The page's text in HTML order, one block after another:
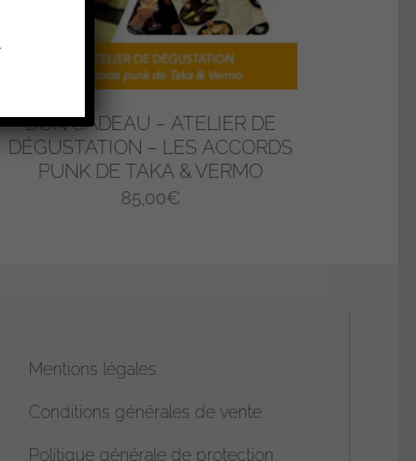
BON CADEAU – ATELIER DE
DÉGUSTATION – LES ACCORDS
PUNK DE TAKA & VERMO
85,00€
Mentions légales
Conditions générales de vente
Politique générale de protection